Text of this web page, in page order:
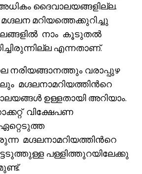
ദൈവാലയങ്ങളില്ല.
മറിയത്തെക്കുറിച്ചു
നാം കൂടുതൽ
എന്നതാണ്.
നരിയങ്ങാനത്തും വരാപ്പുഴ
മഗ്ദലനാമറിയത്തിൻറെ
ഉള്ളതായി അറിയാം.
വിക്ഷേപണ
മഗ്ദലനാമറിയത്തിൻറെ
പള്ളിത്തുറയിലേക്കു